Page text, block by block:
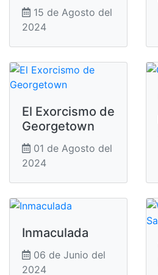
15 de Agosto del
2024
El Exorcismo de
Georgetown
01 de Agosto del
2024
Inmaculada
06 de Junio del
2024